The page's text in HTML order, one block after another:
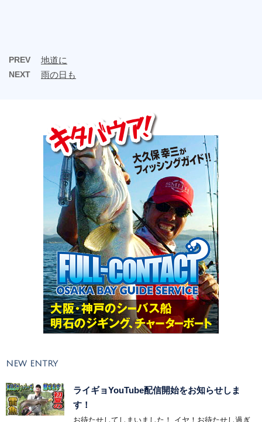
PREV 地道に
NEXT 雨の日も
NEW ENTRY
ライギョYouTube配信開始をお知らせしま
す！
お待たせしてしまいました！ イヤ！お待たせし過ぎ